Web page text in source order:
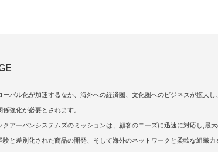
バル化が加速するなか、海外への経済圏、文化圏へのビジネスが拡大
係強化が必要とされます。
アーバンシステムズのミッションは、顧客のニーズに迅速に対応し,最大
験と差別化された商品の開発、そして海外のネットワークと柔軟な組織力